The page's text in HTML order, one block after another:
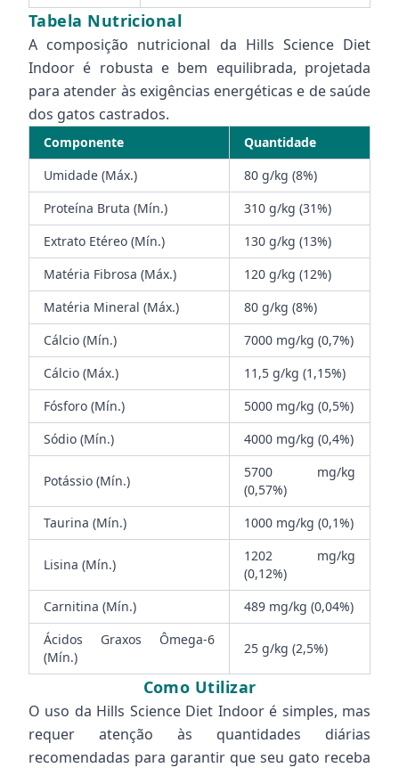
Tabela Nutricional
A composição nutricional da Hills Science Diet
Indoor é robusta e bem equilibrada, projetada
para atender às exigências energéticas e de saúde
dos gatos castrados.
Componente
Quantidade
Umidade (Máx.)
80 g/kg (8%)
Proteína Bruta (Mín.)
310 g/kg (31%)
Extrato Etéreo (Mín.)
130 g/kg (13%)
Matéria Fibrosa (Máx.)
120 g/kg (12%)
Matéria Mineral (Máx.)
80 g/kg (8%)
Cálcio (Mín.)
7000 mg/kg (0,7%)
Cálcio (Máx.)
11,5 g/kg (1,15%)
Fósforo (Mín.)
5000 mg/kg (0,5%)
Sódio (Mín.)
4000 mg/kg (0,4%)
Potássio (Mín.)
5700 mg/kg
(0,57%)
Taurina (Mín.)
1000 mg/kg (0,1%)
Lisina (Mín.)
1202 mg/kg
(0,12%)
Carnitina (Mín.)
489 mg/kg (0,04%)
Ácidos Graxos Ômega-6
(Mín.)
25 g/kg (2,5%)
Como Utilizar
O uso da Hills Science Diet Indoor é simples, mas
requer atenção às quantidades diárias
recomendadas para garantir que seu gato receba